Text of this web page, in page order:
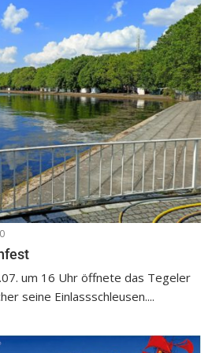
0
um 16 Uhr öffnete das Tegeler
seine Einlassschleusen....